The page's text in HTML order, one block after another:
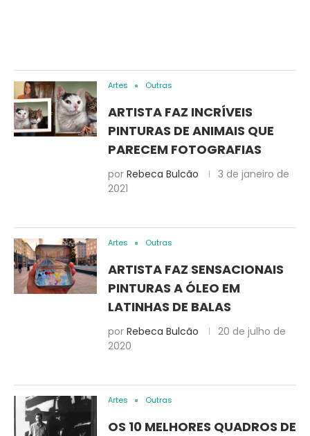
Artes Outras
ARTISTA FAZ INCRÍVEIS
PINTURAS DE ANIMAIS QUE
PARECEM FOTOGRAFIAS
por Rebeca Bulcão
3 de janeiro de
2021
Artes Outras
ARTISTA FAZ SENSACIONAIS
PINTURAS A ÓLEO EM
LATINHAS DE BALAS
por Rebeca Bulcão
20 de julho de
2020
Artes Outras
OS 10 MELHORES QUADROS DE